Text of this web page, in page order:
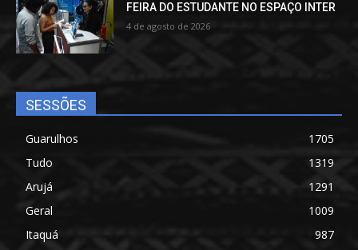
FEIRA DO ESTUDANTE NO ESPAÇO INTER
4 de agosto de 2026
SESSÕES
Guarulhos
1705
Tudo
1319
Arujá
1291
Geral
1009
Itaquá
987